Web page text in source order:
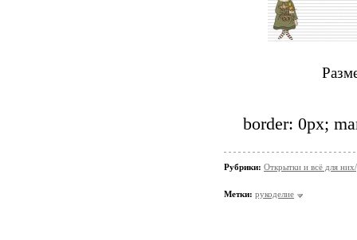
border: 0px;
Рубрики: Открытки и всё для
Метки: рукоделие